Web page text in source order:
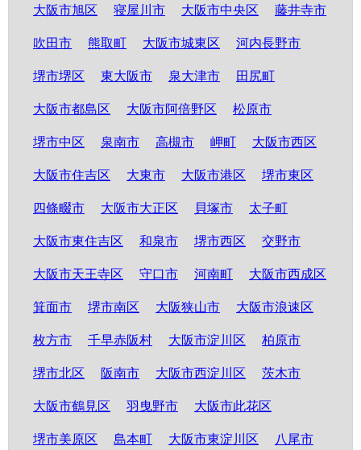
大阪市旭区 寝屋川市 大阪市中央区 藤井寺市
吹田市 熊取町 大阪市城東区 河内長野市
堺市堺区 東大阪市 泉大津市 田尻町
大阪市都島区 大阪市阿倍野区 松原市
堺市中区 泉南市 高槻市 岬町 大阪市西区
大阪市住吉区 大東市 大阪市港区 堺市東区
四條畷市 大阪市大正区 貝塚市 太子町
大阪市東住吉区 和泉市 堺市西区 交野市
大阪市天王寺区 守口市 河南町 大阪市西成区
箕面市 堺市南区 大阪狭山市 大阪市浪速区
枚方市 千早赤阪村 大阪市淀川区 柏原市
堺市北区 阪南市 大阪市西淀川区 茨木市
大阪市鶴見区 羽曳野市 大阪市此花区
堺市美原区 島本町 大阪市東淀川区 八尾市